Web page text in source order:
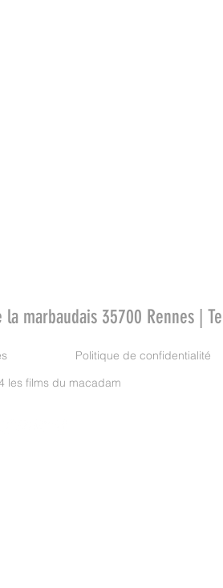
la marbaudais 35700 Rennes |
Politique de confidentialité
les films du macadam